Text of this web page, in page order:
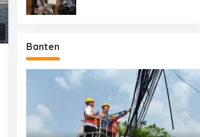
Banten